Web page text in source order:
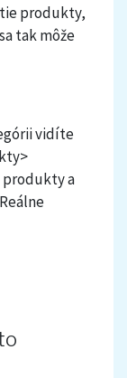
produkty,
tak môže
vidíte
produkty a